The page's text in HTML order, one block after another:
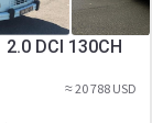
DCI 130CH
≈ 20 788 USD